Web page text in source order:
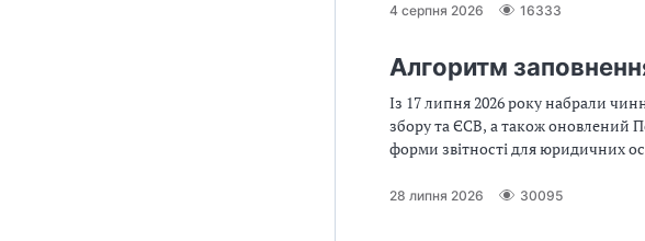
4 серпня 2026 16333
Алгоритм
Із 17 липня 2026 року набрали
збору та ЄСВ, а також оновлений
форми звітності для юридичних
уникнути типових помилок, та які
28 липня 2026 30095